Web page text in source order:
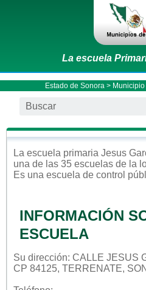
La escuela
Estado de Sonora > Municipio
La escuela primaria Jesus
una de las 35 escuelas de la
Es una escuela de control
INFORMACIÓN
ESCUELA
Su dirección: CALLE JESUS
CP 84125, TERRENATE,